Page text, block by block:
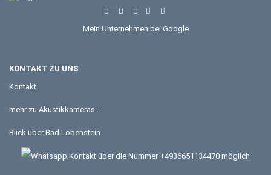
Mein Unternehmen bei Google
KONTAKT ZU UNS
Kontakt
mehr zu Akustikkameras...
Blick über Bad Lobenstein